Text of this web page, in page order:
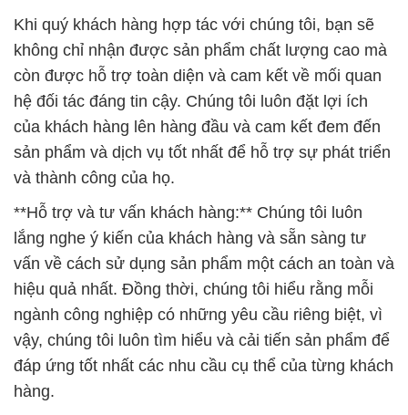
của khách hàng lên hàng đầu và cam kết đem đến
sản phẩm và dịch vụ tốt nhất để hỗ trợ sự phát triển
và thành công của họ.
**Hỗ trợ và tư vấn khách hàng:** Chúng tôi luôn
lắng nghe ý kiến của khách hàng và sẵn sàng tư
vấn về cách sử dụng sản phẩm một cách an toàn và
hiệu quả nhất. Đồng thời, chúng tôi hiểu rằng mỗi
ngành công nghiệp có những yêu cầu riêng biệt, vì
vậy, chúng tôi luôn tìm hiểu và cải tiến sản phẩm để
đáp ứng tốt nhất các nhu cầu cụ thể của từng khách
hàng.
Chúng tôi cam kết cung cấp sản phẩm chất lượng
cao với giá cả cạnh tranh nhất trên thị trường, đồng
thời cung cấp giải pháp tùy chỉnh và hiệu quả để
đáp ứng mọi yêu cầu đặc biệt của khách hàng.